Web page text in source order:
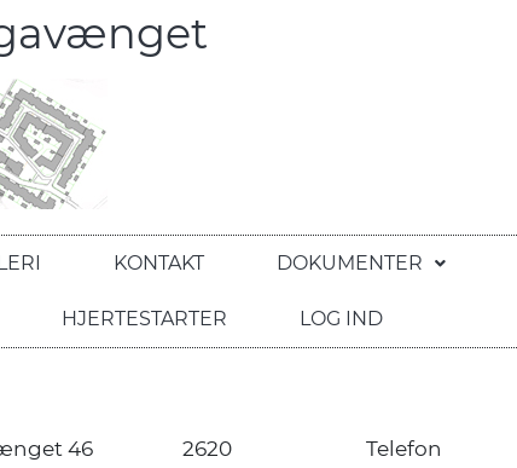
KONTAKT DOKUMENTER
HJERTESTARTER LOG IND
46
2620
Telefon